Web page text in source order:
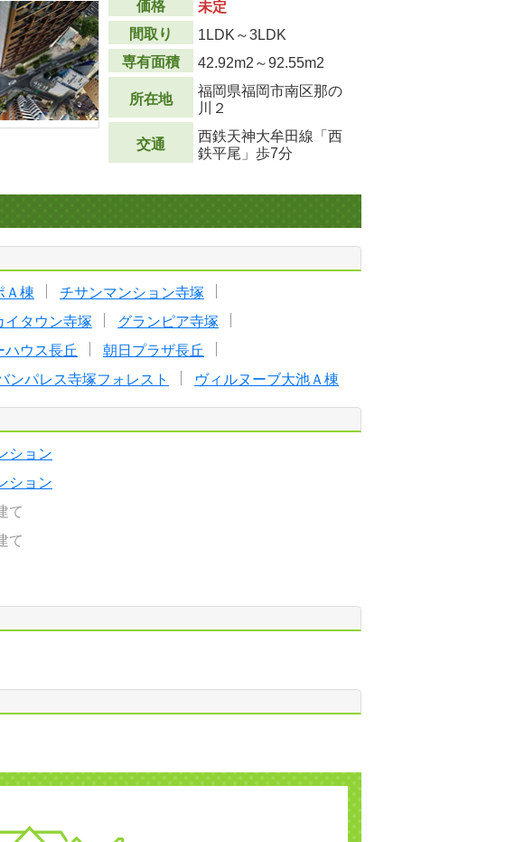
価格
未定
間取り
1LDK～3LDK
専有面積
42.92m2 ～92.55m2
所在地
福岡県福岡市南区那の
川２
交通
西鉄天神大牟田線「西
鉄平尾」歩7分
Ａ棟
チサンマンション寺塚
イタウン寺塚
グランピア寺塚
ハウス長丘
朝日プラザ長丘
ンパレス寺塚フォレスト ヴィルヌーブ大池Ａ棟
ション
ション
て
て